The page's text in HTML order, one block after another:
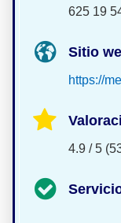
625 19
Sitio
https://
4.9 / 5